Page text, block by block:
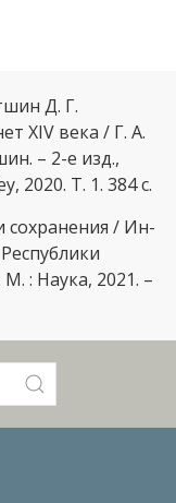
Д. Г.
XIV века / Г. А.
– 2-е изд.,
2020. Т. 1. 384 с.
сохранения / Ин-
: Наука, 2021. –